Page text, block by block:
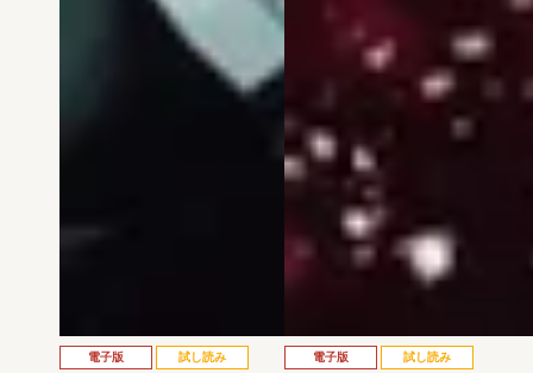
電子版 試し読み 電子版 試し読み